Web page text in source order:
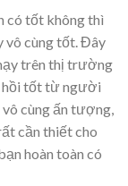
có tốt không thì
vô cùng tốt. Đây
trên thị trường
hồi tốt từ người
vô cùng ấn tượng,
cần thiết cho
hoàn toàn có